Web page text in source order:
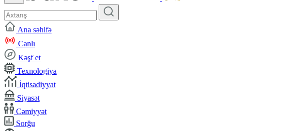
Ana səhifə
Canlı
Kəşf et
Texnologiya
İqtisadiyyat
Siyasət
Cəmiyyət
Sorğu